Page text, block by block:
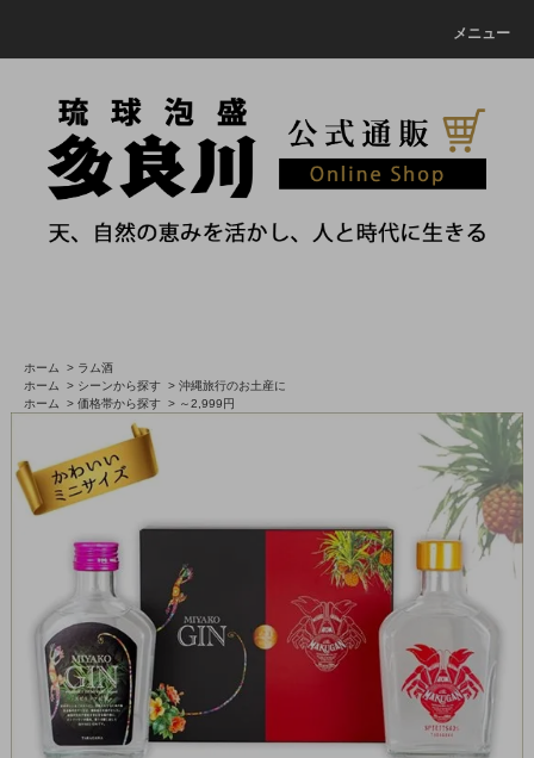
メニュー
ホーム > ラム酒
ホーム
> シーンから探す > 沖縄旅行のお土産に
ホーム
> 価格帯から探す > ～2,999円